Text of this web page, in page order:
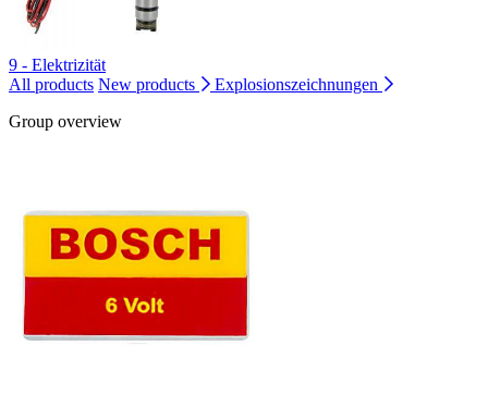
9 - Elektrizität
All products New products
Explosionszeichnungen
Group overview